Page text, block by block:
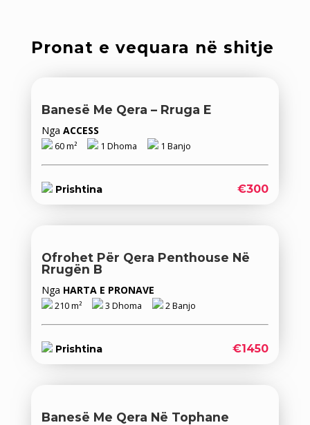
Pronat e vequara në shitje
Banesë Me Qera – Rruga E
Nga ACCESS
60 m² 1 Dhoma 1 Banjo
Prishtina €300
Ofrohet Për Qera Penthouse Në
Rrugën B
Nga HARTA E PRONAVE
210 m² 3 Dhoma 2 Banjo
Prishtina €1450
Banesë Me Qera Në Tophane